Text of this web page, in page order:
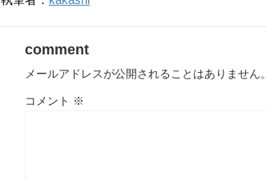
comment
メールアドレスが公開されることはありません。
コメント ※